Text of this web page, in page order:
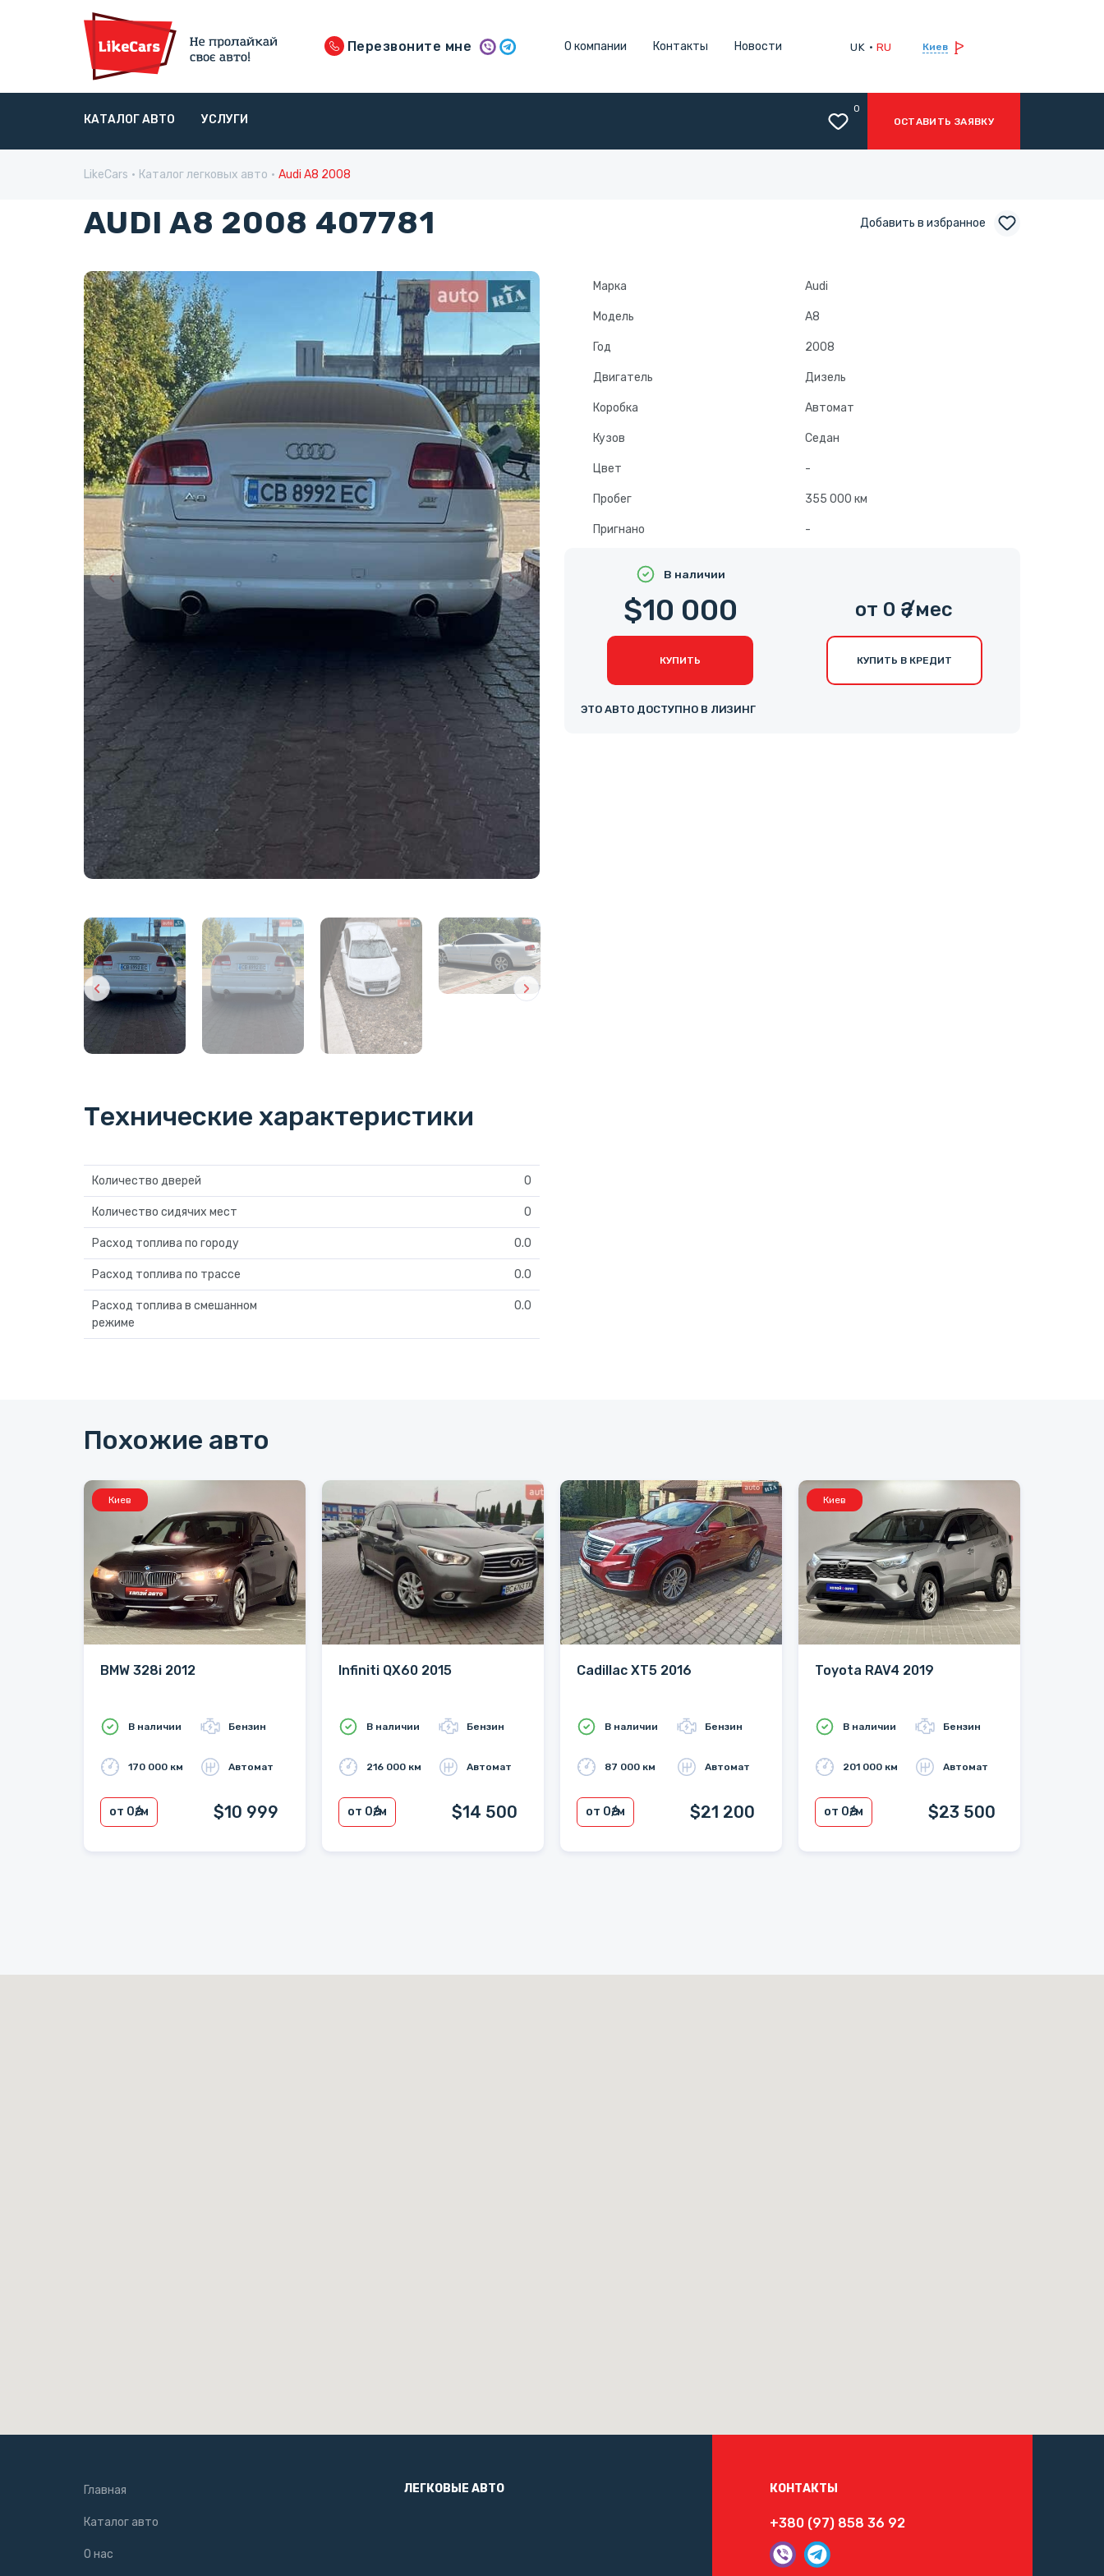
Перезвоните мне О компании Контакты Новости UK RU Киев
КАТАЛОГ АВТО УСЛУГИ
0
ОСТАВИТЬ ЗАЯВКУ
LikeCars Каталог легковых авто Audi A8 2008
AUDI A8 2008 407781 Добавить в избранное
Марка Audi
Модель A8
Год 2008
Двигатель Дизель
Коробка Автомат
Кузов Седан
Цвет -
Пробег 355 000 км
Пригнано -
В наличии
$10 000
КУПИТЬ
от 0 ₴ /мес
КУПИТЬ В КРЕДИТ
ЭТО АВТО ДОСТУПНО В ЛИЗИНГ
Технические характеристики
Количество дверей 0
Количество сидячих мест 0
Расход топлива по городу 0.0
Расход топлива по трассе 0.0
Расход топлива в смешанном
режиме
0.0
Похожие авто
Киев
BMW 328i 2012
В наличии Бензин
170 000 км Автомат
от 0₴/м $10 999
Infiniti QX60 2015
В наличии Бензин
216 000 км Автомат
от 0₴/м $14 500
Cadillac XT5 2016
В наличии Бензин
87 000 км Автомат
от 0₴/м $21 200
Киев
Toyota RAV4 2019
В наличии Бензин
201 000 км Автомат
от 0₴/м $23 500
Главная
Каталог авто
О нас
ЛЕГКОВЫЕ АВТО КОНТАКТЫ
+380 (97) 858 36 92